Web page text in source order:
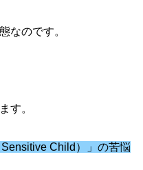
なのです。
す。
Child）」の苦悩